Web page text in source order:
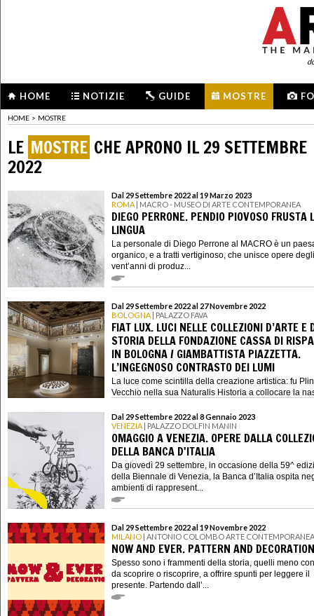
HOME NOTIZIE GUIDE MOSTRE
HOME > MOSTRE
LE MOSTRE CHE APRONO IL 29 SETTEMBRE
2022
Dal 29 Settembre 2022 al 19 Marzo 2023
ROMA | MACRO - MUSEO DI ARTE CONTEMPORANEA
DIEGO PERRONE. PENDIO PIOVOSO FRUSTA
LINGUA
La personale di Diego Perrone al MACRO è un
organico, e a tratti vertiginoso, che unisce opere
vent’anni di produz...
Dal 29 Settembre 2022 al 27 Novembre 2022
BOLOGNA | PALAZZO FAVA
FIAT LUX. LUCI NELLE COLLEZIONI D’ARTE E
STORIA DELLA FONDAZIONE CASSA DI
IN BOLOGNA / GIAMBATTISTA PIAZZETTA.
L’INGEGNOSO CONTRASTO DEI LUMI
La luce come scintilla della creazione artistica: fu
Vecchio nella sua Naturalis Historia a collocare la
Dal 29 Settembre 2022 al 8 Gennaio 2023
VENEZIA | PALAZZO DOLFIN MANIN
OMAGGIO A VENEZIA. OPERE DALLA
DELLA BANCA D'ITALIA
Da giovedì 29 settembre, in occasione della 59^
della Biennale di Venezia, la Banca d’Italia ospita
ambienti di rappresent...
Dal 29 Settembre 2022 al 19 Novembre 2022
MILANO | ANTONIO COLOMBO ARTE CONTEMPORANEA
NOW AND EVER. PATTERN AND DECORATION
Spesso sono i frammenti della storia, quelli meno
da scoprire o riscoprire, a offrire spunti per leggere il
presente. Partendo dall’...